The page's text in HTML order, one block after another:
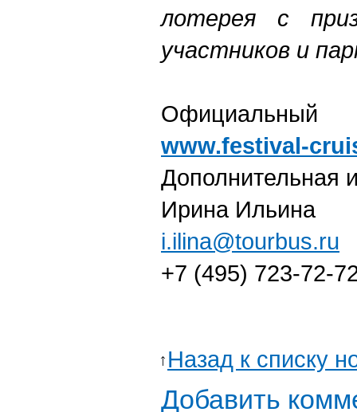
лотерея с
участников и
www.festival-
Дополнительная
Ирина Ильина
i.ilina@tourbus.ru
+7 (495) 723-72-
Назад к списку
Добавить